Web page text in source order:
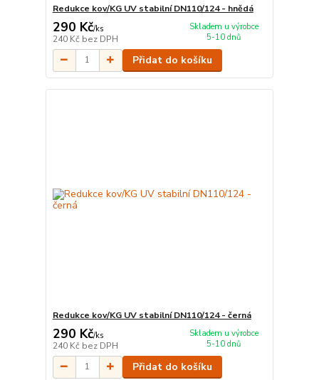
Redukce kov/KG UV stabilní DN110/124 - hnědá
290 Kč/ks
240 Kč bez DPH
Skladem u výrobce
5-10 dnů
Přidat do košíku
Redukce kov/KG UV stabilní DN110/124 - černá
290 Kč/ks
240 Kč bez DPH
Skladem u výrobce
5-10 dnů
Přidat do košíku